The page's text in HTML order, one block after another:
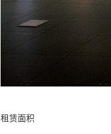
租赁面积